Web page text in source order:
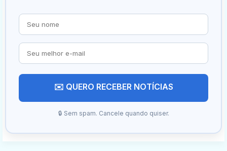
✉️ QUERO RECEBER NOTÍCIAS
🔒 Sem spam. Cancele quando quiser.